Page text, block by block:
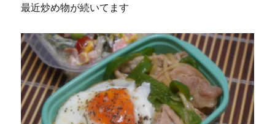
最近炒め物が続いてます